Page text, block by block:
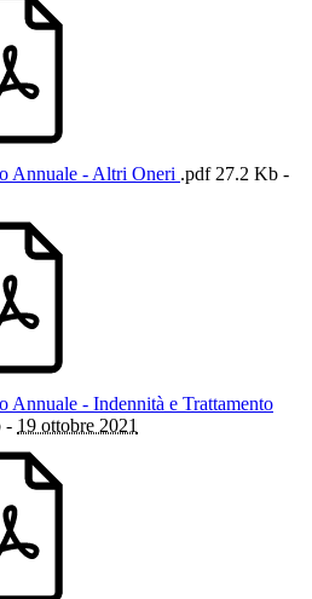
Annuale - Altri Oneri .pdf27.2 Kb -
Annuale - Indennità e Trattamento
- 19 ottobre 2021